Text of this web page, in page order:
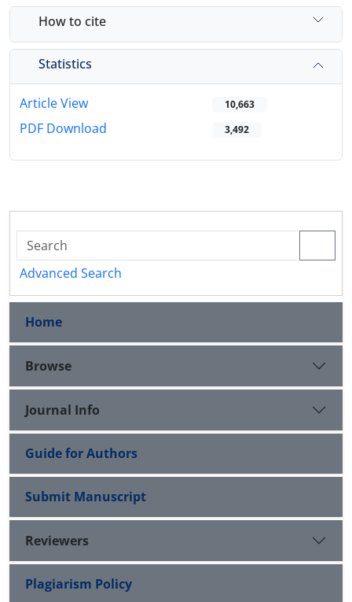
How to cite
Statistics
Article View 10,663
PDF Download 3,492
Advanced Search
Home
Browse
Journal Info
Guide for Authors
Submit Manuscript
Reviewers
Plagiarism Policy